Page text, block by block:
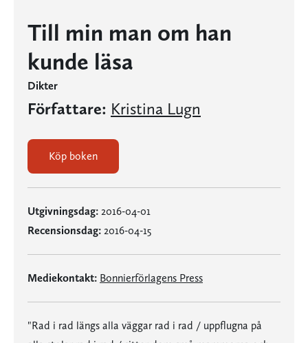
Till min man om han
kunde läsa
Dikter
Författare: Kristina Lugn
Köp boken
Utgivningsdag: 2016-04-01
Recensionsdag: 2016-04-15
Mediekontakt: Bonnierförlagens Press
"Rad i rad längs alla väggar rad i rad / uppflugna på